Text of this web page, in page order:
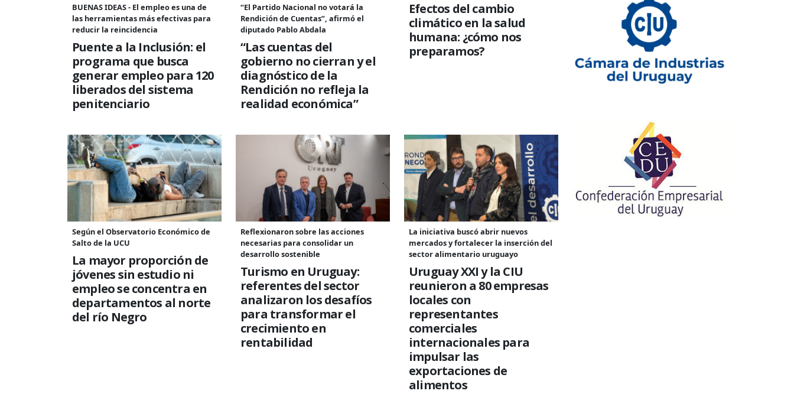
BUENAS IDEAS - El empleo es una de
las herramientas más efectivas para
reducir la reincidencia
Puente a la Inclusión: el
programa que busca
generar empleo para 120
liberados del sistema
penitenciario
“El Partido Nacional no votará la
Rendición de Cuentas”, afirmó el
diputado Pablo Abdala
“Las cuentas del
gobierno no cierran y el
diagnóstico de la
Rendición no refleja la
realidad económica”
Efectos del cambio
climático en la salud
humana: ¿cómo nos
preparamos?
Según el Observatorio Económico de
Salto de la UCU
La mayor proporción de
jóvenes sin estudio ni
empleo se concentra en
departamentos al norte
del río Negro
Reflexionaron sobre las acciones
necesarias para consolidar un
desarrollo sostenible
Turismo en Uruguay:
referentes del sector
analizaron los desafíos
para transformar el
crecimiento en
rentabilidad
La iniciativa buscó abrir nuevos
mercados y fortalecer la inserción del
sector alimentario uruguayo
Uruguay XXI y la CIU
reunieron a 80 empresas
locales con
representantes
comerciales
internacionales para
impulsar las
exportaciones de
alimentos